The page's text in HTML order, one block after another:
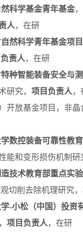
然科学基金青年基金
人，在研
然科学青年基金项目
责人，在研
种智能装备安全与
研究， 项目负责人，
开放基金项目，非
数控装备可靠性教
能和变形损伤机制研
技术教育部重点实
切削去除机理研究，
-小松（中国）投资
项目负责人，在研